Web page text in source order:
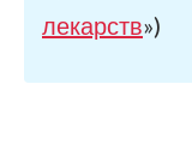
лекарств»)